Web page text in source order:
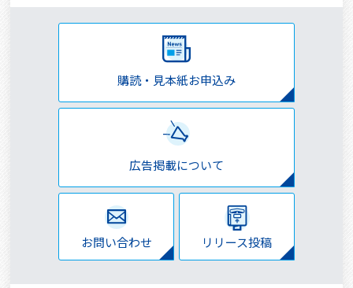
購読・見本紙お申込み
広告掲載について
お問い合わせ リリース投稿